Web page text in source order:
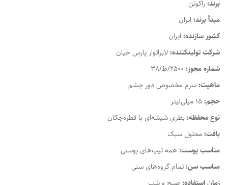
برند:راکوتن
مبدأ برند: ایران
کشور سازنده: ایران
شرکت تولیدکننده: لابراتوار پارس حیان
شماره مجوز:
ماهیت:سرم مخصوص دور چشم
حجم:
نوع محفظه:بطری شیشه‌ای با قطره‌چکان
بافت:محلول سبک
مناسب پوست: همه تیپ‌های پوستی
مناسب سن:تمام گروه‌های سنی